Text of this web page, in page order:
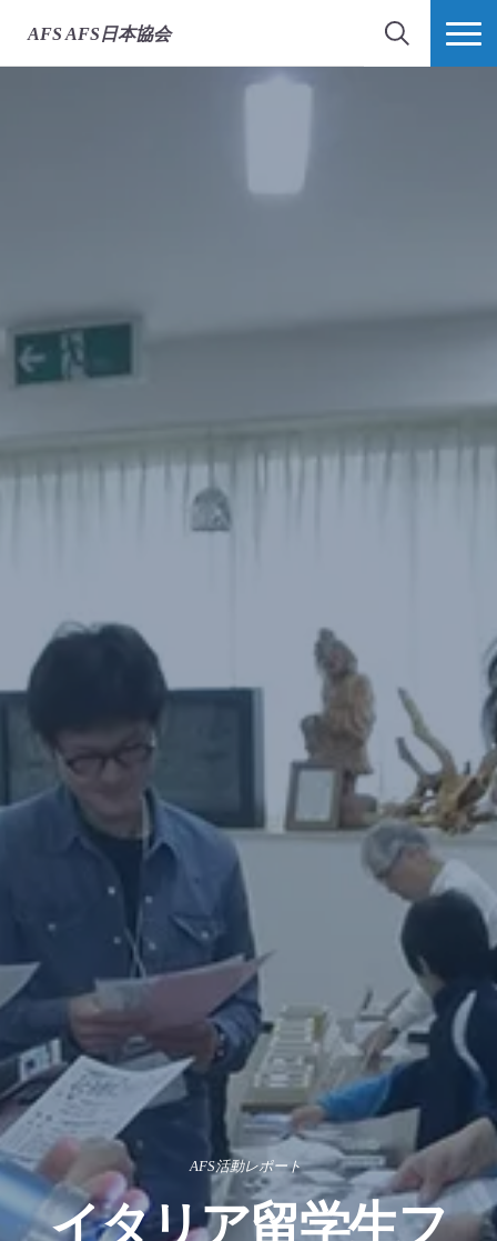
AFS AFS日本協会
検索 MORE
AFS活動レポート
イタリア留学生フ